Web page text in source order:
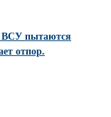
ВСУ пытаются
отпор.